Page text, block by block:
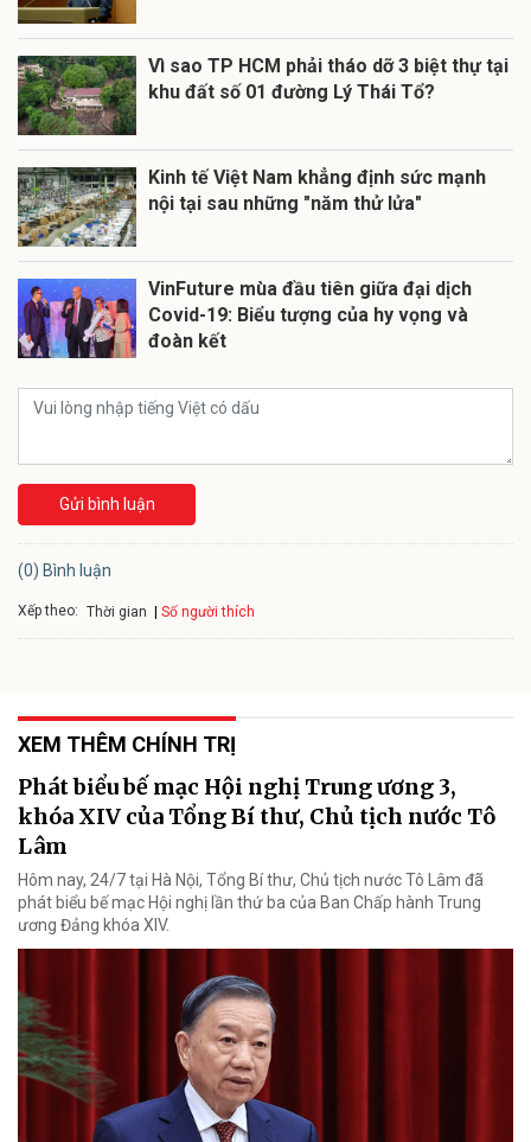
Vì sao TP HCM phải tháo dỡ 3 biệt thự tại
khu đất số 01 đường Lý Thái Tổ?
Kinh tế Việt Nam khẳng định sức mạnh
nội tại sau những "năm thử lửa"
VinFuture mùa đầu tiên giữa đại dịch
Covid-19: Biểu tượng của hy vọng và
đoàn kết
Gửi bình luận
(0) Bình luận
Xếp theo: Thời gian Số người thích
XEM THÊM CHÍNH TRỊ
Phát biểu bế mạc Hội nghị Trung ương 3,
khóa XIV của Tổng Bí thư, Chủ tịch nước Tô
Lâm
Hôm nay, 24/7 tại Hà Nội, Tổng Bí thư, Chủ tịch nước Tô Lâm đã
phát biểu bế mạc Hội nghị lần thứ ba của Ban Chấp hành Trung
ương Đảng khóa XIV.